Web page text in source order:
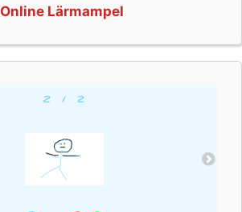
Online Lärmampel